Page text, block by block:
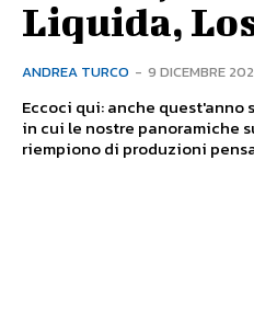
Liquida,
ANDREA TURCO - 9 DICEMBRE
Eccoci qui: anche
in cui le nostre panoramiche
riempiono di produzioni